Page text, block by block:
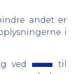
andet er
i
ved
til